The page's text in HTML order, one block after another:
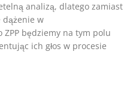
analizą, dlatego zamiast
dążenie w
będziemy na tym polu
ich głos w procesie